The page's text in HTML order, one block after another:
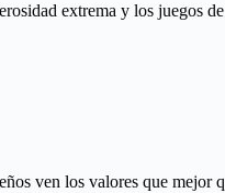
extrema y los juegos
ven los valores que mejor